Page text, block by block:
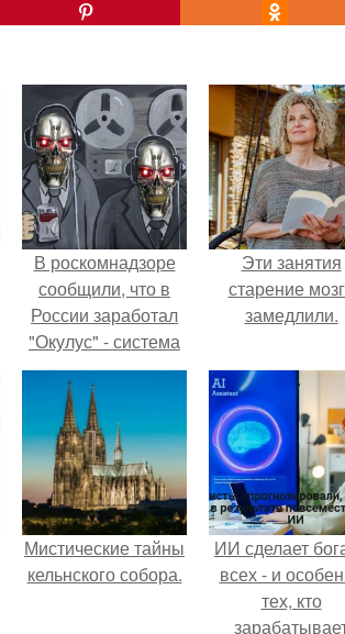
В роскомнадзоре
сообщили, что в
России заработал
"Окулус" - система
автоматического
поиска
запрещенного
контента.
Эти занятия
старение
замедлили.
Мистические тайны
кельнского собора.
ИИ сделает
всех - и
тех, кто